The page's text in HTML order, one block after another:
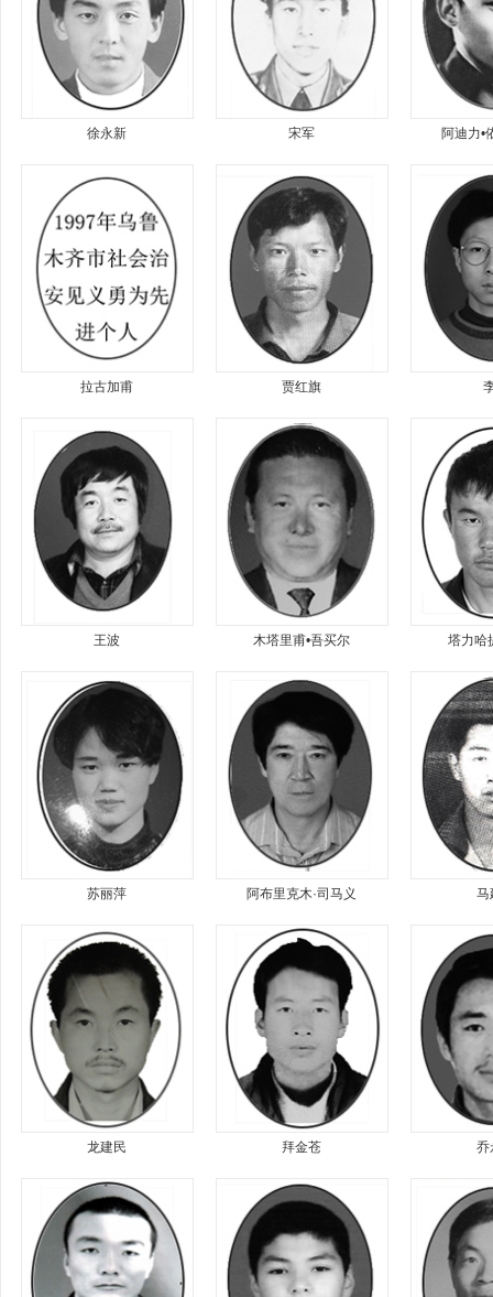
徐永新 宋军 阿迪力•
拉古加甫 贾红旗
王波 木塔里甫•吾买尔 塔力哈
苏丽萍 阿布里克木·司马义 马
龙建民 拜金苍 乔